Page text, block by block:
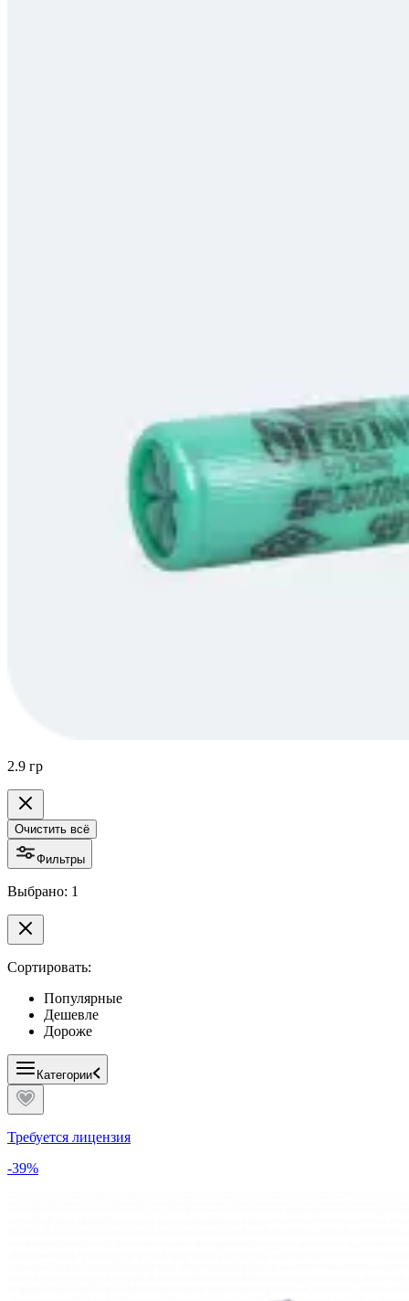
2.9 гр
Очистить всё
Фильтры
Выбрано: 1
Сортировать:
Популярные
Дешевле
Дороже
Категории
Требуется лицензия
-39%